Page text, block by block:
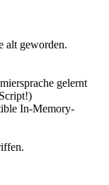
alt geworden.
gelernt
In-Memory-